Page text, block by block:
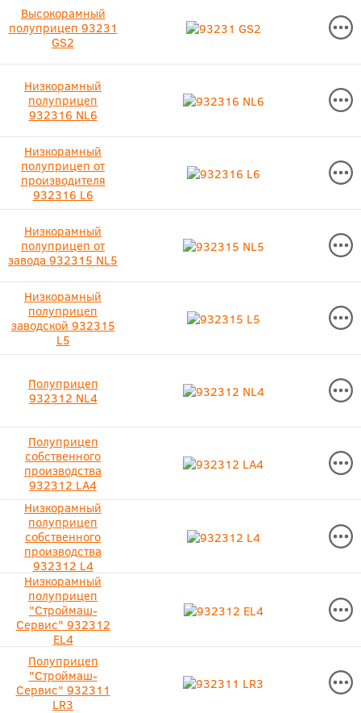
Высокорамный
полуприцеп 93231
GS2
Низкорамный
полуприцеп
932316 NL6
Низкорамный
полуприцеп от
производителя
932316 L6
Низкорамный
полуприцеп от
завода 932315 NL5
Низкорамный
полуприцеп
заводской 932315
L5
Полуприцеп
932312 NL4
Полуприцеп
собственного
производства
932312 LA4
Низкорамный
полуприцеп
собственного
производства
932312 L4
Низкорамный
полуприцеп
"Строймаш-
Сервис" 932312
EL4
Полуприцеп
"Строймаш-
Сервис" 932311
LR3